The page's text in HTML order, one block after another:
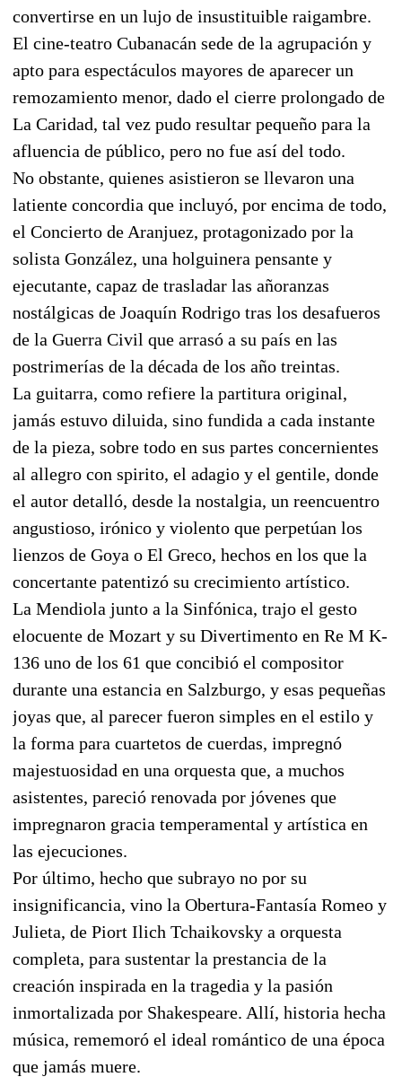
convertirse en un lujo de insustituible raigambre.
El cine-teatro Cubanacán sede de la agrupación y
apto para espectáculos mayores de aparecer un
remozamiento menor, dado el cierre prolongado de
La Caridad, tal vez pudo resultar pequeño para la
afluencia de público, pero no fue así del todo.
No obstante, quienes asistieron se llevaron una
latiente concordia que incluyó, por encima de todo,
el Concierto de Aranjuez, protagonizado por la
solista González, una holguinera pensante y
ejecutante, capaz de trasladar las añoranzas
nostálgicas de Joaquín Rodrigo tras los desafueros
de la Guerra Civil que arrasó a su país en las
postrimerías de la década de los año treintas.
La guitarra, como refiere la partitura original,
jamás estuvo diluida, sino fundida a cada instante
de la pieza, sobre todo en sus partes concernientes
al allegro con spirito, el adagio y el gentile, donde
el autor detalló, desde la nostalgia, un reencuentro
angustioso, irónico y violento que perpetúan los
lienzos de Goya o El Greco, hechos en los que la
concertante patentizó su crecimiento artístico.
La Mendiola junto a la Sinfónica, trajo el gesto
elocuente de Mozart y su Divertimento en Re M K-
136 uno de los 61 que concibió el compositor
durante una estancia en Salzburgo, y esas pequeñas
joyas que, al parecer fueron simples en el estilo y
la forma para cuartetos de cuerdas, impregnó
majestuosidad en una orquesta que, a muchos
asistentes, pareció renovada por jóvenes que
impregnaron gracia temperamental y artística en
las ejecuciones.
Por último, hecho que subrayo no por su
insignificancia, vino la Obertura-Fantasía Romeo y
Julieta, de Piort Ilich Tchaikovsky a orquesta
completa, para sustentar la prestancia de la
creación inspirada en la tragedia y la pasión
inmortalizada por Shakespeare. Allí, historia hecha
música, rememoró el ideal romántico de una época
que jamás muere.